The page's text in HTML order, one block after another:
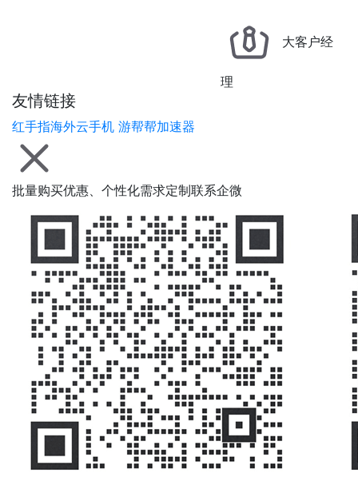
友情链接
红手指海外云手机 游帮帮加速器
大客户经
理
批量购买优惠、个性化需求定制联系企微